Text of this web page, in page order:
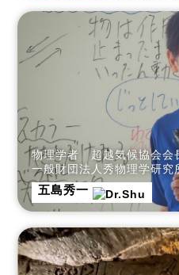
物理学者 超越気候協会会
一般財団法人秀物理学研究
五島秀一